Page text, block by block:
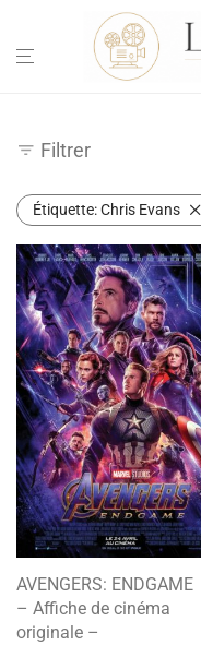
Filtrer
Étiquette:Chris Evans
AVENGERS: ENDGAME
– Affiche de cinéma
originale –